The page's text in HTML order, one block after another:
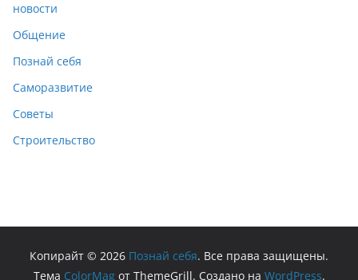
новости
Общение
Познай себя
Саморазвитие
Советы
Строительство
Копирайт © 2026 Познай себя. Все права защищены.
Тема ColorMagот ThemeGrill. Создано на WordPress.